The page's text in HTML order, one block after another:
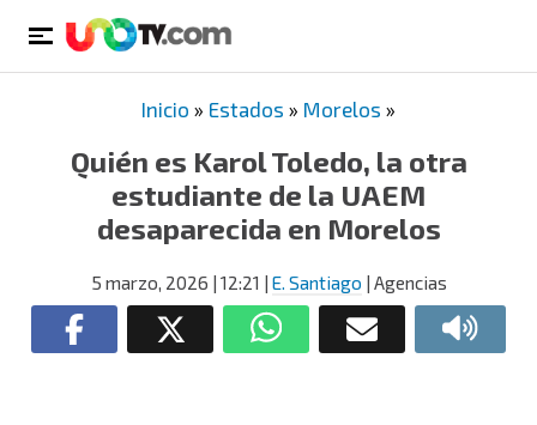
Inicio » Estados » Morelos »
Quién es Karol Toledo, la otra
estudiante de la UAEM
desaparecida en Morelos
5 marzo, 2026 | 12:21 | E. Santiago | Agencias